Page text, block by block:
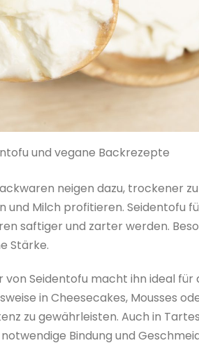
und vegane Backrezepte
neigen dazu, trockener
und Milch profitieren. Seidentofu
saftiger und zarter werden.
Stärke.
von Seidentofu macht ihn ideal
in Cheesecakes, Mousses
zu gewährleisten. Auch in
Bindung und